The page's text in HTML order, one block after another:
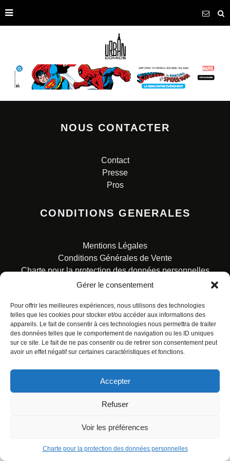
Gérer le consentement
Pour offrir les meilleures expériences, nous utilisons des technologies
telles que les cookies pour stocker et/ou accéder aux informations des
appareils. Le fait de consentir à ces technologies nous permettra de traiter
des données telles que le comportement de navigation ou les ID uniques
sur ce site. Le fait de ne pas consentir ou de retirer son consentement peut
avoir un effet négatif sur certaines caractéristiques et fonctions.
Accepter
Refuser
Voir les préférences
Charte pour la protection des données personnelles
NOUS CONTACTER
Contact
Presse
Pros
CONDITIONS GENERALES
Mentions Légales
Conditions Générales de Vente
Charte pour la protection des données personnelles
© ALL RIGHTS RESERVED. URBAN COMICS POUR LES
ÉDITIONS FRANÇAISES.